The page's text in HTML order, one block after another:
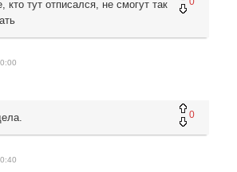
кто тут отписался, не смогут так
0